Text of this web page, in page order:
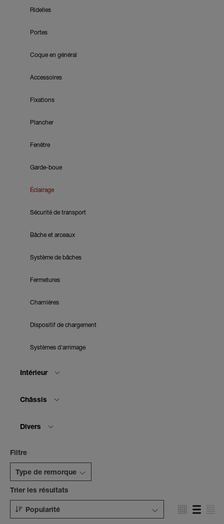
Ridelles
Portes
Coque en général
Accessoires
Fixations
Plancher
Fenêtre
Garde-boue
Éclairage
Sécurité de transport
Bâche et arceaux
Système de bâches
Fermetures
Charnières
Dispositif de chargement
Systèmes d'arrimage
Intérieur
Châssis
Divers
Filtre
Type de remorque
Trier les résultats
Popularité